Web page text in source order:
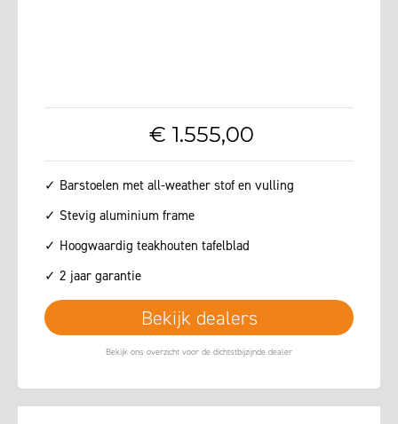
€ 1.555,00
✓ Barstoelen met all-weather stof en vulling
✓ Stevig aluminium frame
✓ Hoogwaardig teakhouten tafelblad
✓ 2 jaar garantie
Bekijk dealers